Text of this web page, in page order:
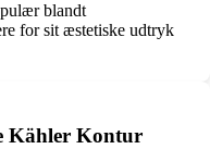
blandt
for sit æstetiske udtryk
Kähler Kontur